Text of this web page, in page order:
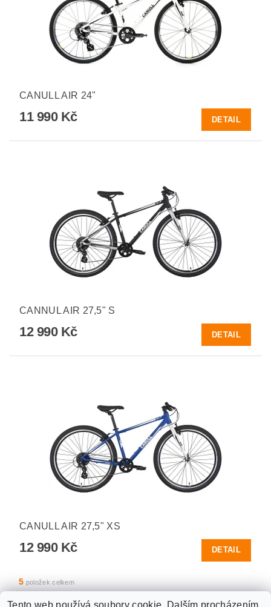
CANULL AIR 24"
11 990 Kč DETAIL
CANNUL AIR 27,5" S
12 990 Kč DETAIL
CANULL AIR 27,5" XS
12 990 Kč DETAIL
5 položek celkem
Tento web používá soubory cookie. Dalším procházením